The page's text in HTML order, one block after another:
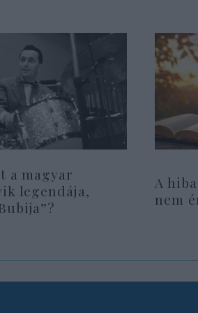
a magyar
legendája,
A
nem